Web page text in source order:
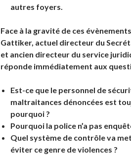
autres foyers.
Face à la gravité de ces
Gattiker, actuel directeur du
et ancien directeur du service
réponde immédiatement aux
Est-ce que le personnel de
maltraitances dénoncées est
pourquoi ?
Pourquoi la police n’a pas
Quel système de contrôle va
éviter ce genre de violences ?